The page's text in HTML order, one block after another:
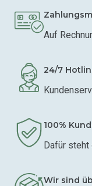
Auf
24/7
100%
Dafür steht
Wir sind